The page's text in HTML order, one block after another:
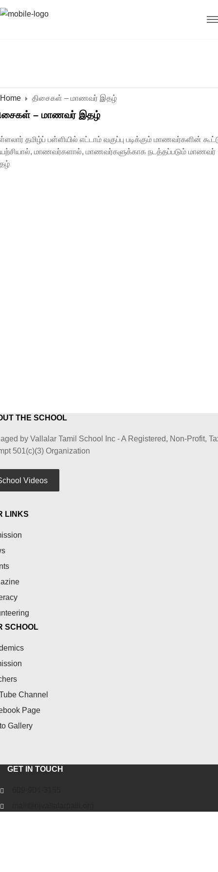
Home திசைகள் – மாணவர் இதழ்
– மாணவர் இதழ்
தமிழ்ப் பள்ளியில் எட்டாம் வகுப்பு படிக்கும் மாணவர்களின்
மாணவர்களால், மாணவர்களுக்காக நடத்தப்படும் மாணவர்
THE SCHOOL
by Vallalar Tamil School Inc - A Registered, Non-Profit,
501(c)(3) Organization
Videos
LINKS
SCHOOL
Channel
Page
Gallery
GET IN TOUCH